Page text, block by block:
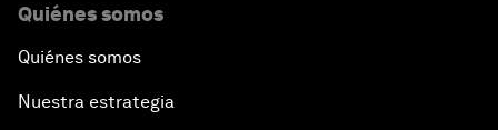
Quiénes somos
Quiénes somos
Nuestra estrategia